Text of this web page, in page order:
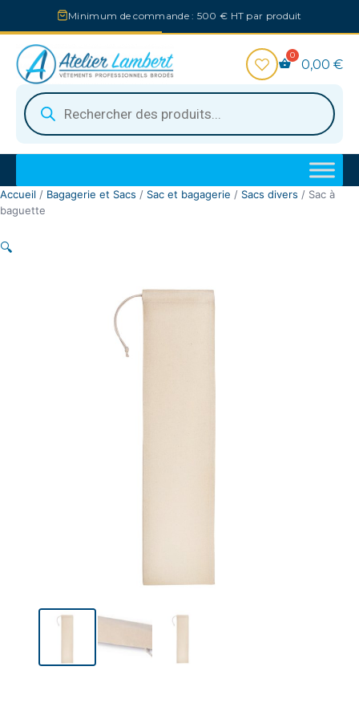
au
contenu
Minimum de commande : 500 € HT par produit
Recherche
de
produits
0,00 €
Accueil / Bagagerie et Sacs / Sac et bagagerie / Sacs divers / Sac à
baguette
🔍